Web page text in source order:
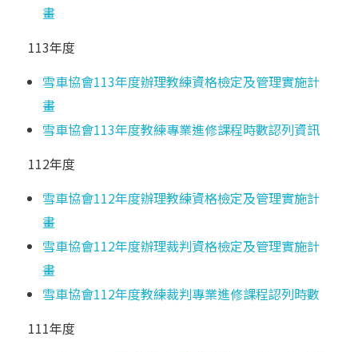
畫
113年度
雪車協會113年度辦理教練資格檢定及管理實施計
畫
雪車協會113年度教練專業進修課程時數認列資訊
112年度
雪車協會112年度辦理教練資格檢定及管理實施計
畫
雪車協會112年度辦理裁判資格檢定及管理實施計
畫
雪車協會112年度教練裁判專業進修課程認列時數
111年度